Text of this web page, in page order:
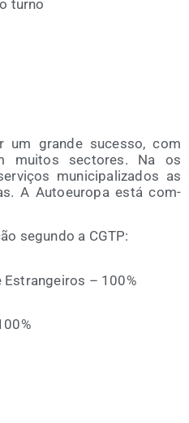
turno
um gran­de suces­so, com
mui­tos sec­to­res. Na os
muni­ci­pa­li­za­dos as
A Auto­euro­pa está com­
segun­do a CGTP:
Estran­gei­ros – 100%